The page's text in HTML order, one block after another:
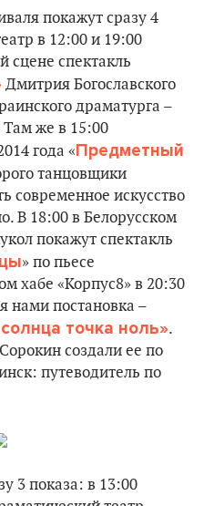
покажут сразу 4
в 12:00 и 19:00
сцене спектакль
Дмитрия Богославского
драматурга –
же в 15:00
года «Предметный
танцовщики
современное искусство
В 18:00 в Белорусском
покажут спектакль
» по пьесе
хабе «Корпус8» в 20:30
нами постановка –
точка ноль».
создали ее по
путеводитель по
3 показа: в 13:00